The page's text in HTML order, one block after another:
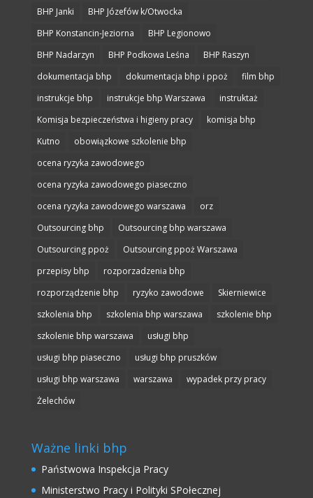
BHP Janki
BHP Józefów k/Otwocka
BHP Konstancin-Jeziorna
BHP Legionowo
BHP Nadarzyn
BHP Podkowa Leśna
BHP Raszyn
dokumentacja bhp
dokumentacja bhp i ppoż
film bhp
instrukcje bhp
instrukcje bhp Warszawa
instruktaż
Komisja bezpieczeństwa i higieny pracy
komisja bhp
Kutno
obowiązkowe szkolenie bhp
ocena ryzyka zawodowego
ocena ryzyka zawodowego piaseczno
ocena ryzyka zawodowego warszawa
orz
Outsourcing bhp
Outsourcing bhp warszawa
Outsourcing ppoż
Outsourcing ppoż Warszawa
przepisy bhp
rozporzadzenia bhp
rozporządzenie bhp
ryzyko zawodowe
Skierniewice
szkolenia bhp
szkolenia bhp warszawa
szkolenie bhp
szkolenie bhp warszawa
usługi bhp
usługi bhp piaseczno
usługi bhp pruszków
usługi bhp warszawa
warszawa
wypadek przy pracy
Żelechów
Ważne linki bhp
Państwowa Inspekcja Pracy
Ministerstwo Pracy i Polityki SPołecznej